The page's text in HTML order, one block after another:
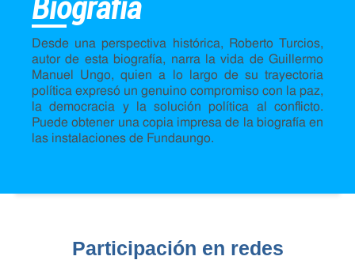
Biografía
Desde una perspectiva histórica, Roberto Turcios,
autor de esta biografía, narra la vida de Guillermo
Manuel Ungo, quien a lo largo de su trayectoria
política expresó un genuino compromiso con la paz,
la democracia y la solución política al conflicto.
Puede obtener una copia impresa de la biografía en
las instalaciones de Fundaungo.
Participación en redes